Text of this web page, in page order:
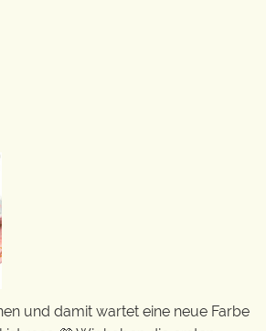
und damit wartet eine neue Farbe